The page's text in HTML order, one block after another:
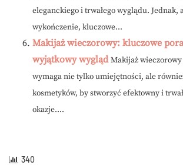
eleganckiego i trwałego wyglądu. Jednak,
wykończenie, kluczowe...
Makijaż wieczorowy: kluczowe
wyjątkowy wygląd Makijaż
wymaga nie tylko umiejętności, ale
kosmetyków, by stworzyć efektowny i
okazje....
340